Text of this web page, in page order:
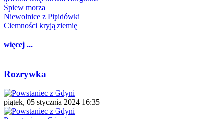
Śpiew morza
Niewolnice z Pipidówki
Ciemności kryją ziemię
więcej ...
Rozrywka
piątek, 05 stycznia 2024 16:35